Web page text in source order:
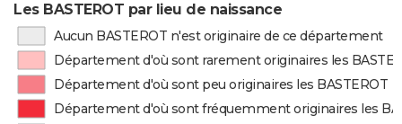
Les BASTEROT par lieu de naissance
Aucun BASTEROT n'est originaire de ce département
Département d'où sont rarement originaires les
Département d'où sont peu originaires les BASTEROT
Département d'où sont fréquemment originaires les